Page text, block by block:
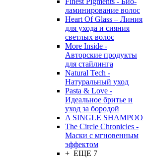
ламинирование волос
Heart Of Glass – Линия
для ухода и сияния
светлых волос
More Inside -
Авторские продукты
для стайлинга
Natural Tech -
Натуральный уход
Pasta & Love -
Идеальное бритье и
уход за бородой
A SINGLE SHAMPOO
The Circle Chronicles -
Маски с мгновенным
эффектом
+ ЕЩЕ 7